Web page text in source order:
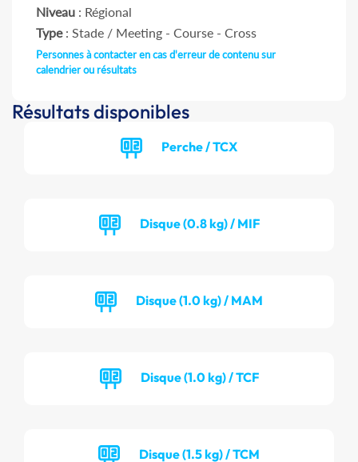
Niveau : Régional
Type: Stade / Meeting - Course - Cross
Personnes à contacter en cas d'erreur de contenu sur
calendrier ou résultats
Résultats disponibles
Perche / TCX
Disque (0.8 kg) / MIF
Disque (1.0 kg) / MAM
Disque (1.0 kg) / TCF
Disque (1.5 kg) / TCM